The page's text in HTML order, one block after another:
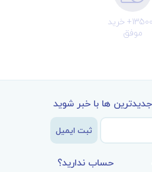
135000+ خرید
موفق
ها با خبر شوید
ثبت ایمیل
حساب ندارید؟